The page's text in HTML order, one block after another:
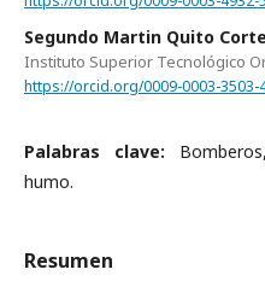
Segundo Martin Quito
Instituto Superior Tecnológico
https://orcid.org/0009-0003-3503-
Palabras clave:
humo.
Resumen